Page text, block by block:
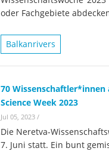
die Grundlage für
nächsten Wildfluss-
Nationalpark
Aktuell
oder Fachgebiete
Balkanrivers
70 Wissenschaftler*innen
Science Week 2023
Jul 05, 2023 /
Die Neretva-
7. Juni statt. Ein bunt